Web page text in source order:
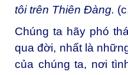
tôi trên Thiên Đàng.
Chúng ta hãy phó
qua đời, nhất là
của chúng ta, nơi